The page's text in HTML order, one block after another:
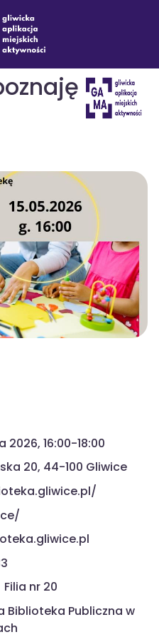
drukuj
2026, 16:00-18:00
20, 44-100 Gliwice
Filia nr 20
Biblioteka Publiczna w